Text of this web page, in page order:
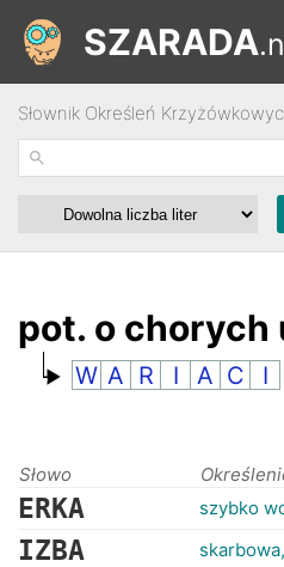
SZARADA
Słownik Określeń
pot. o chorych
W A R I A C I
Słowo
ERKA szybko
IZBA